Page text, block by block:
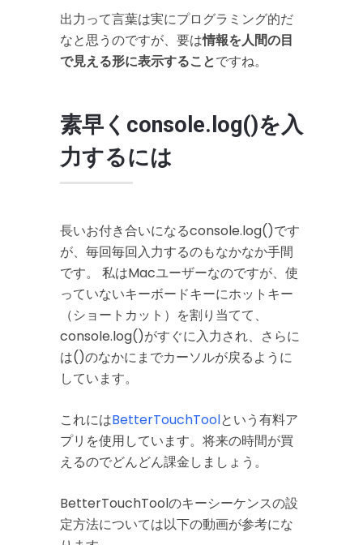
出力って言葉は実にプログラミング的だ
なと思うのですが、要は情報を人間の目
で見える形に表示することですね。
素早くconsole.log()を入
力するには
長いお付き合いになるconsole.log()です
が、毎回毎回入力するのもなかなか手間
です。 私はMacユーザーなのですが、使
っていないキーボードキーにホットキー
（ショートカット）を割り当てて、
console.log()がすぐに入力され、さらに
は()のなかにまでカーソルが戻るように
しています。
これにはBetterTouchToolという有料ア
プリを使用しています。将来の時間が買
えるのでどんどん課金しましょう。
BetterTouchToolのキーシーケンスの設
定方法については以下の動画が参考にな